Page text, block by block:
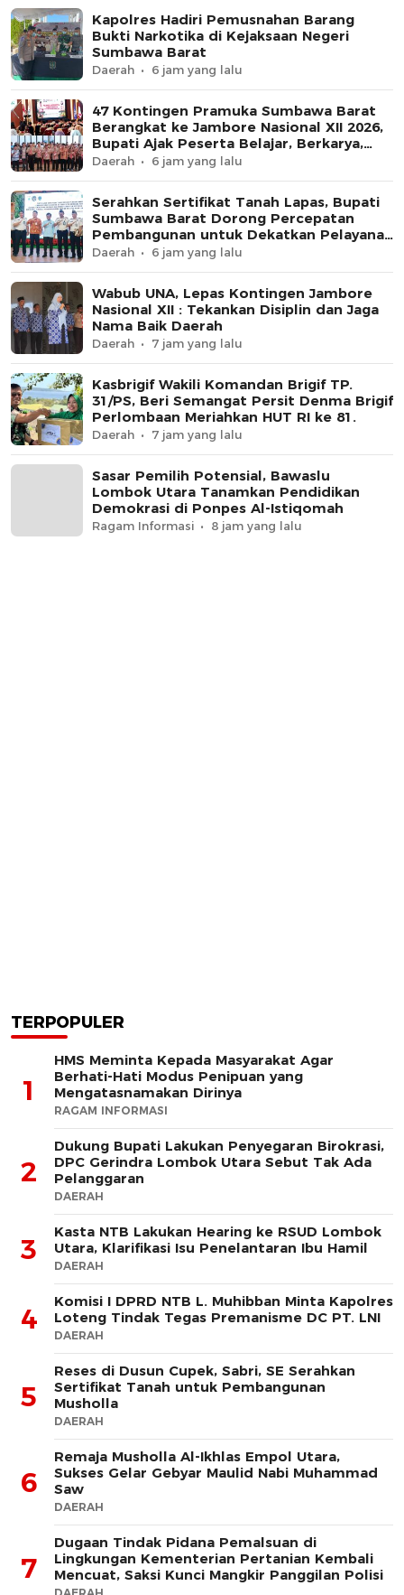
Kapolres Hadiri Pemusnahan Barang
Bukti Narkotika di Kejaksaan Negeri
Sumbawa Barat
Daerah 6 jam yang lalu
47 Kontingen Pramuka Sumbawa Barat
Berangkat ke Jambore Nasional XII 2026,
Bupati Ajak Peserta Belajar, Berkarya,
dan Harumkan Nama Daerah
Daerah 6 jam yang lalu
Serahkan Sertifikat Tanah Lapas, Bupati
Sumbawa Barat Dorong Percepatan
Pembangunan untuk Dekatkan Pelayanan
Pemasyarakatan
Daerah 6 jam yang lalu
Wabub UNA, Lepas Kontingen Jambore
Nasional XII : Tekankan Disiplin dan Jaga
Nama Baik Daerah
Daerah 7 jam yang lalu
Kasbrigif Wakili Komandan Brigif TP.
31/PS, Beri Semangat Persit Denma Brigif
Perlombaan Meriahkan HUT RI ke 81.
Daerah 7 jam yang lalu
Sasar Pemilih Potensial, Bawaslu
Lombok Utara Tanamkan Pendidikan
Demokrasi di Ponpes Al-Istiqomah
Ragam Informasi 8 jam yang lalu
TERPOPULER
1
HMS Meminta Kepada Masyarakat Agar
Berhati-Hati Modus Penipuan yang
Mengatasnamakan Dirinya
RAGAM INFORMASI
2
Dukung Bupati Lakukan Penyegaran Birokrasi,
DPC Gerindra Lombok Utara Sebut Tak Ada
Pelanggaran
DAERAH
3
Kasta NTB Lakukan Hearing ke RSUD Lombok
Utara, Klarifikasi Isu Penelantaran Ibu Hamil
DAERAH
4
Komisi I DPRD NTB L. Muhibban Minta Kapolres
Loteng Tindak Tegas Premanisme DC PT. LNI
DAERAH
5
Reses di Dusun Cupek, Sabri, SE Serahkan
Sertifikat Tanah untuk Pembangunan
Musholla
DAERAH
6
Remaja Musholla Al-Ikhlas Empol Utara,
Sukses Gelar Gebyar Maulid Nabi Muhammad
Saw
DAERAH
7
Dugaan Tindak Pidana Pemalsuan di
Lingkungan Kementerian Pertanian Kembali
Mencuat, Saksi Kunci Mangkir Panggilan Polisi